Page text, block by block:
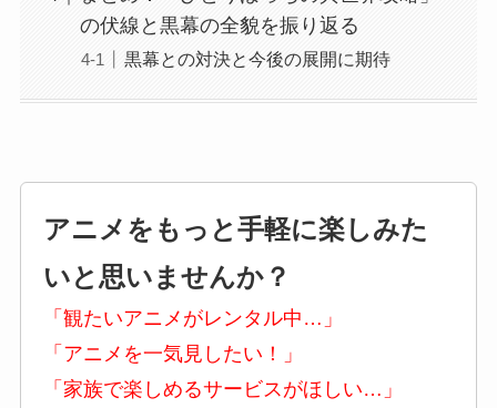
の伏線と黒幕の全貌を振り返る
黒幕との対決と今後の展開に期待
アニメをもっと手軽に楽しみた
いと思いませんか？
「観たいアニメがレンタル中…」
「アニメを一気見したい！」
「家族で楽しめるサービスがほしい…」